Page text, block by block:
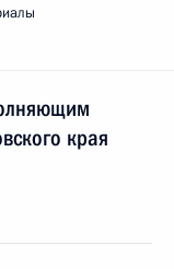
края